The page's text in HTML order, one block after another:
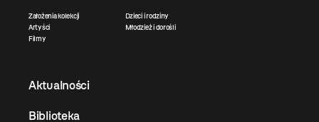
Założenia kolekcji
Artyści
Filmy
Dzieci i rodziny
Młodzież i dorośli
Aktualności
Biblioteka